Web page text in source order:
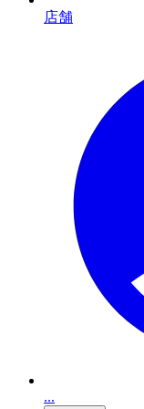
店舗
...